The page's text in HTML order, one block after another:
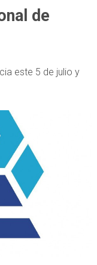
de
este 5 de julio y